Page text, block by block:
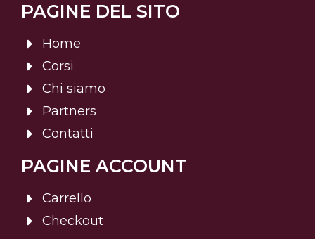
PAGINE DEL SITO
Home
Corsi
Chi siamo
Partners
Contatti
PAGINE ACCOUNT
Carrello
Checkout